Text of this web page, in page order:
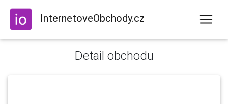
InternetoveObchody.cz
Detail obchodu